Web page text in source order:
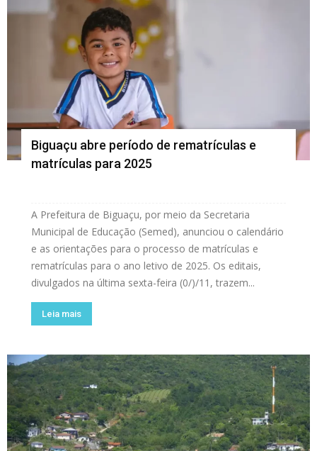
Biguaçu abre período de rematrículas e
matrículas para 2025
A Prefeitura de Biguaçu, por meio da Secretaria
Municipal de Educação (Semed), anunciou o calendário
e as orientações para o processo de matrículas e
rematrículas para o ano letivo de 2025. Os editais,
divulgados na última sexta-feira (0/)/11, trazem...
Leia mais